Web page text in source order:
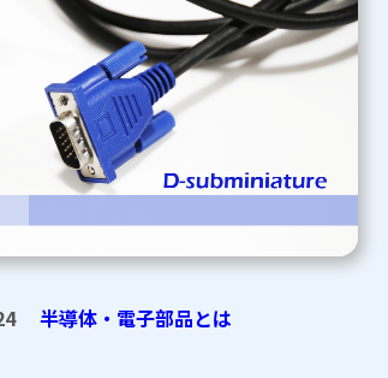
半導体・電子部品とは